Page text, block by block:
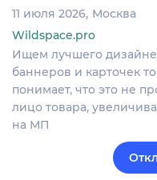
11 июля 2026 Москва
Wildspace.pro
Ищем лучшего
баннеров и карточек
понимает, что это не
лицо товара,
на МП